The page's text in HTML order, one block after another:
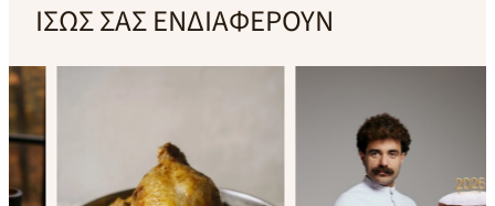
ΙΣΩΣ ΣΑΣ ΕΝΔΙΑΦΕΡΟΥΝ